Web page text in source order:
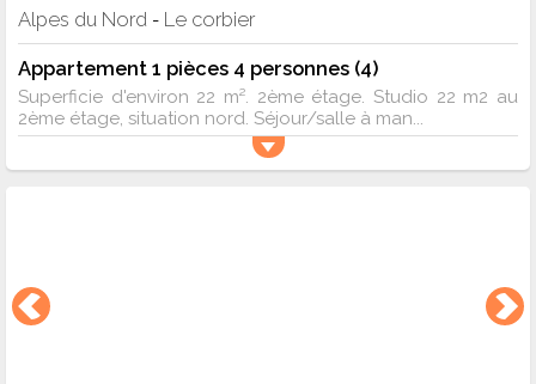
Alpes du Nord - Le corbier
Appartement 1 pièces 4 personnes (4)
Superficie d'environ 22 m². 2ème étage. Studio 22 m2 au
2ème étage, situation nord. Séjour/salle à man...